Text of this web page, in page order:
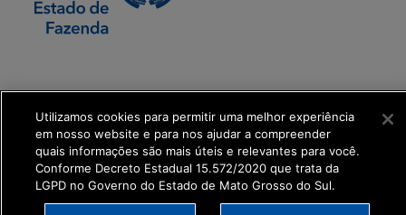
get_footer();
Utilizamos cookies para permitir uma melhor experiência
em nosso website e para nos ajudar a compreender
quais informações são mais úteis e relevantes para você.
Conforme Decreto Estadual 15.572/2020 que trata da
LGPD no Governo do Estado de Mato Grosso do Sul.